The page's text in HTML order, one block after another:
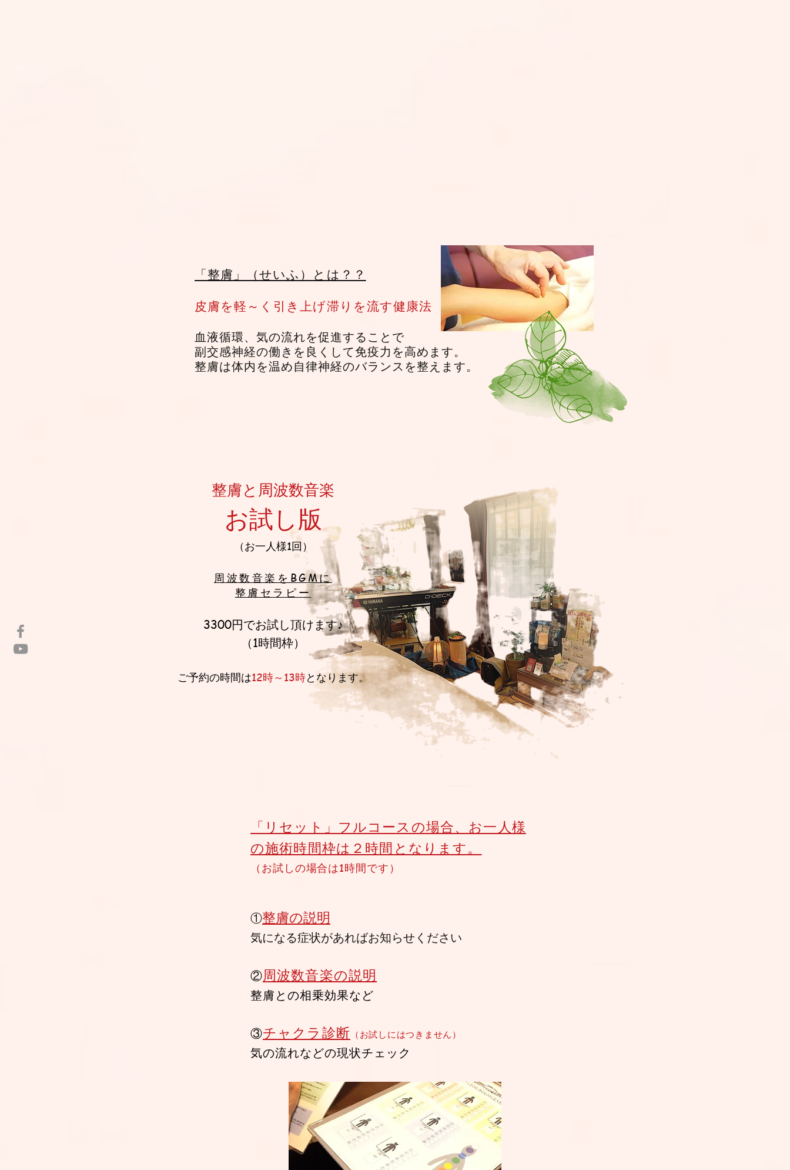
「整膚」（せいふ）とは？？
皮膚を軽～く引き上げ滞りを流す健康法
血液循環、気の流れを促進することで
副交感神経の働きを良くして免疫力を高めます。
​整膚は体内を温め自律神経のバランスを整えます。
整膚と周波数音楽
お試し版
​（お一人様1回）
周波数音楽をBGMに
整膚セラピー
3300円でお試し頂けます♪
（1時間枠）
ご予約の時間は12時～13時となります。
「リセット」フルコースの場合、お一人様
の施術時間枠は２時間となります。
（お試しの場合は1時間です）
①整膚の説明
気になる症状があればお知らせください
②周波数音楽の説明
整膚との相乗効果など
③チャクラ診断 （ お試しにはつきません）
気の流れなどの現状チェック